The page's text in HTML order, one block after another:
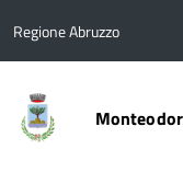
Regione Abruzzo